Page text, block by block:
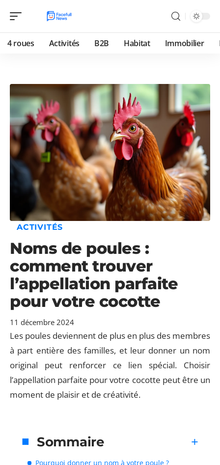
4 roues Activités B2B Habitat Immobilier
ACTIVITÉS
Noms de poules :
comment trouver
l’appellation parfaite
pour votre cocotte
11 décembre 2024
Les poules deviennent de plus en plus des membres
à part entière des familles, et leur donner un nom
original peut renforcer ce lien spécial. Choisir
l’appellation parfaite pour votre cocotte peut être un
moment de plaisir et de créativité.
Sommaire
Pourquoi donner un nom à votre poule ?